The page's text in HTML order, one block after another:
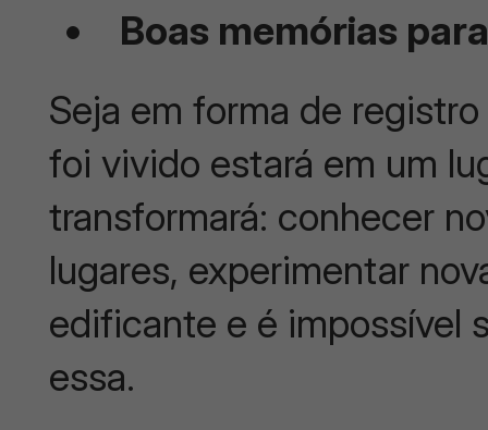
Boas memórias
Seja em forma de
foi vivido estará em um
transformará: conhecer
lugares, experimentar
edificante e é impossível
essa.